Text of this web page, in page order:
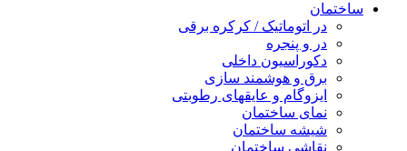
در اتوماتیک / کرکره برقی
در و پنجره
دکوراسیون داخلی
برق و هوشمند سازی
ایزوگام و عایقهای رطوبتی
نمای ساختمان
شیشه ساختمان
نقاشی ساختمان